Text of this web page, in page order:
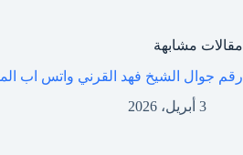
مقالات مشابهة
رقم جوال الشيخ فهد القرني واتس اب
3 أبريل، 2026